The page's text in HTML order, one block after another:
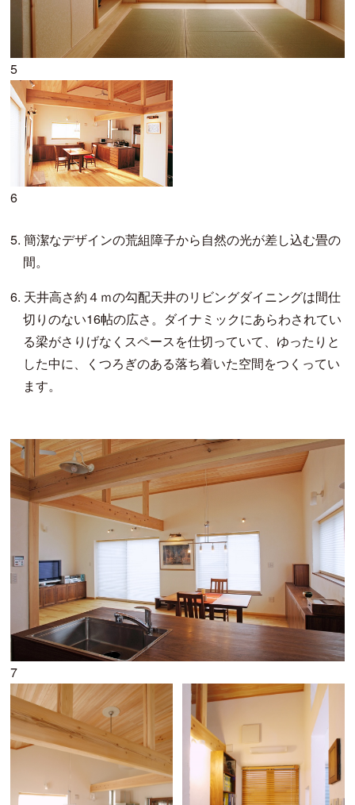
5
6
5. 簡潔なデザインの荒組障子から自然の光が差し込む畳の
間。
6. 天井高さ約４ｍの勾配天井のリビングダイニングは間仕
切りのない16帖の広さ。ダイナミックにあらわされてい
る梁がさりげなくスペースを仕切っていて、ゆったりと
した中に、くつろぎのある落ち着いた空間をつくってい
ます。
7